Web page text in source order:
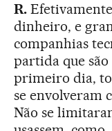
R.
dinheiro, e
companhias
partida que
primeiro dia,
se envolveram
Não se